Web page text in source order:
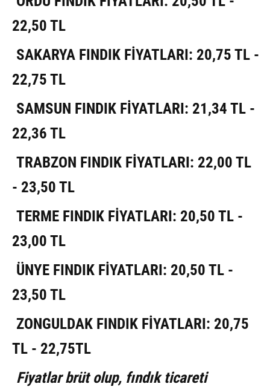
22,50 TL
SAKARYA FINDIK FİYATLARI: 20,75 TL -
22,75 TL
SAMSUN FINDIK FİYATLARI: 21,34 TL -
22,36 TL
TRABZON FINDIK FİYATLARI: 22,00 TL
- 23,50 TL
TERME FINDIK FİYATLARI: 20,50 TL -
23,00 TL
ÜNYE FINDIK FİYATLARI: 20,50 TL -
23,50 TL
ZONGULDAK FINDIK FİYATLARI: 20,75
TL - 22,75TL
Fiyatlar brüt olup, fındık ticareti